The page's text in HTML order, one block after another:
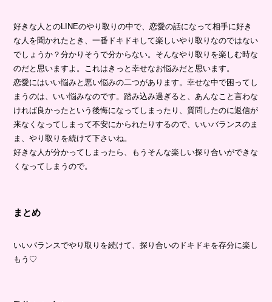
好きな人とのLINEのやり取りの中で、恋愛の話になって相手に好き
な人を聞かれたとき、一番ドキドキして楽しいやり取りなのではない
でしょうか？分かりそうで分からない。そんなやり取りを楽しむ時な
のだと思いますよ。これはきっと幸せなお悩みだと思います。
恋愛にはいい悩みと悪い悩みの二つがあります。幸せな中で困ってし
まうのは、いい悩みなのです。踏み込み過ぎると、あんなこと言わな
ければ良かったという後悔になってしまったり、質問したのに返信が
来なくなってしまって不安にかられたりするので、いいバランスのま
ま、やり取りを続けて下さいね。
好きな人が分かってしまったら、もうそんな楽しい探り合いができな
くなってしまうので。
まとめ
いいバランスでやり取りを続けて、探り合いのドキドキを存分に楽し
もう♡